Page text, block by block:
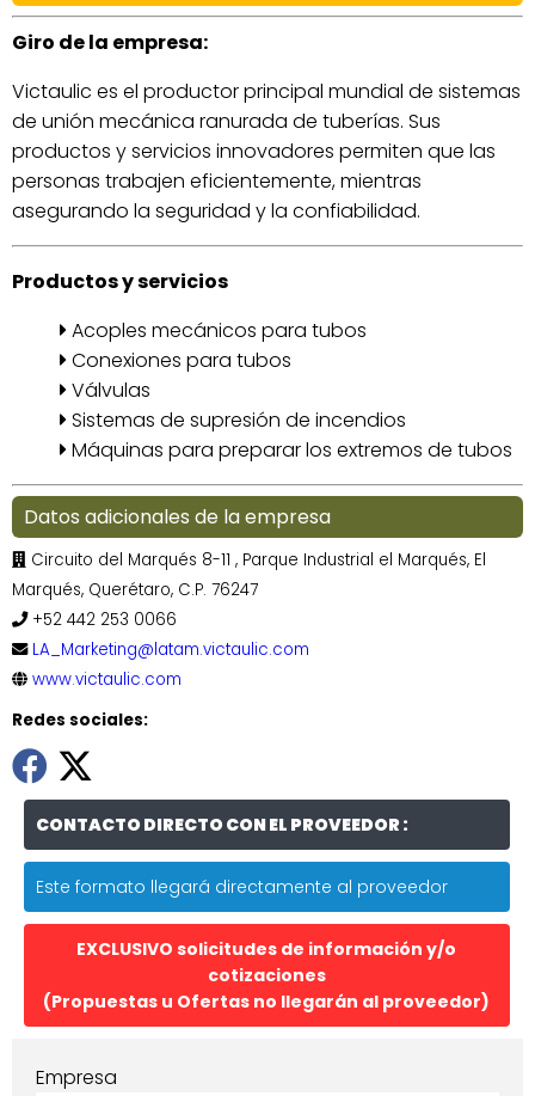
Giro de la empresa:
Victaulic es el productor principal mundial de sistemas
de unión mecánica ranurada de tuberías. Sus
productos y servicios innovadores permiten que las
personas trabajen eficientemente, mientras
asegurando la seguridad y la confiabilidad.
Productos y servicios
Acoples mecánicos para tubos
Conexiones para tubos
Válvulas
Sistemas de supresión de incendios
Máquinas para preparar los extremos de tubos
Datos adicionales de la empresa
Circuito del Marqués 8-11 , Parque Industrial el Marqués, El
Marqués, Querétaro, C.P. 76247
+52 442 253 0066
LA_Marketing@latam.victaulic.com
www.victaulic.com
Redes sociales:
CONTACTO DIRECTO CON EL PROVEEDOR :
Este formato llegará directamente al proveedor
EXCLUSIVO solicitudes de información y/o
cotizaciones
(Propuestas u Ofertas no llegarán al proveedor)
Empresa